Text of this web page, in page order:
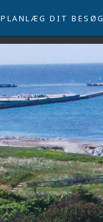
PLANLÆG DIT BESØG